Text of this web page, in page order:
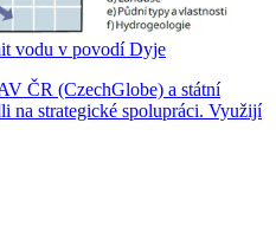
vodu v povodí Dyje
ČR (CzechGlobe) a státní
na strategické spolupráci. Využijí